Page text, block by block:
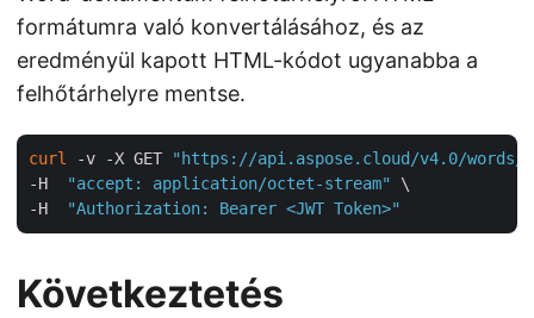
formátumra való konvertálásához, és az
eredményül kapott HTML-kódot ugyanabba a
felhőtárhelyre mentse.
curl -v -X GET
"https://api.aspose.cloud/v4.0/words/
-H
"accept: application/octet-stream"
\
-H
"Authorization: Bearer <JWT Token>"
Következtetés